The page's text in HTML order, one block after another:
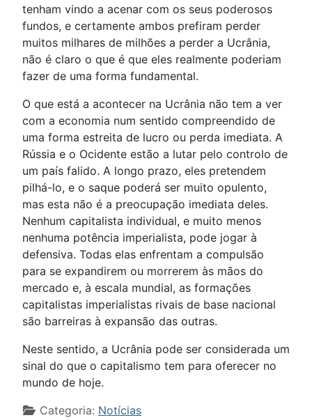
tenham vindo a acenar com os seus poderosos
fundos, e certamente ambos prefiram perder
muitos milhares de milhões a perder a Ucrânia,
não é claro o que é que eles realmente poderiam
fazer de uma forma fundamental.
O que está a acontecer na Ucrânia não tem a ver
com a economia num sentido compreendido de
uma forma estreita de lucro ou perda imediata. A
Rússia e o Ocidente estão a lutar pelo controlo de
um país falido. A longo prazo, eles pretendem
pilhá-lo, e o saque poderá ser muito opulento,
mas esta não é a preocupação imediata deles.
Nenhum capitalista individual, e muito menos
nenhuma potência imperialista, pode jogar à
defensiva. Todas elas enfrentam a compulsão
para se expandirem ou morrerem às mãos do
mercado e, à escala mundial, as formações
capitalistas imperialistas rivais de base nacional
são barreiras à expansão das outras.
Neste sentido, a Ucrânia pode ser considerada um
sinal do que o capitalismo tem para oferecer no
mundo de hoje.
Detalhes
Categoria: Notícias